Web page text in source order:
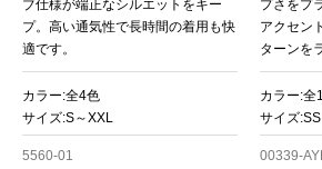
ブ仕様が端正なシルエットをキー
プ。高い通気性で長時間の着用も快
適です。
カラー:全4色
サイズ:S～XXL
5560-01
プさをプ
アクセン
ターンを
カラー:全
サイズ
00339-
カー